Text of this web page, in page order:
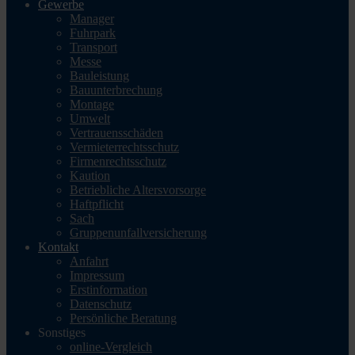
Gewerbe
Manager
Fuhrpark
Transport
Messe
Bauleistung
Bauunterbrechung
Montage
Umwelt
Vertrauensschäden
Vermieterrechtsschutz
Firmenrechtsschutz
Kaution
Betriebliche Altersvorsorge
Haftpflicht
Sach
Gruppenunfallversicherung
Kontakt
Anfahrt
Impressum
Erstinformation
Datenschutz
Persönliche Beratung
Sonstiges
online-Vergleich